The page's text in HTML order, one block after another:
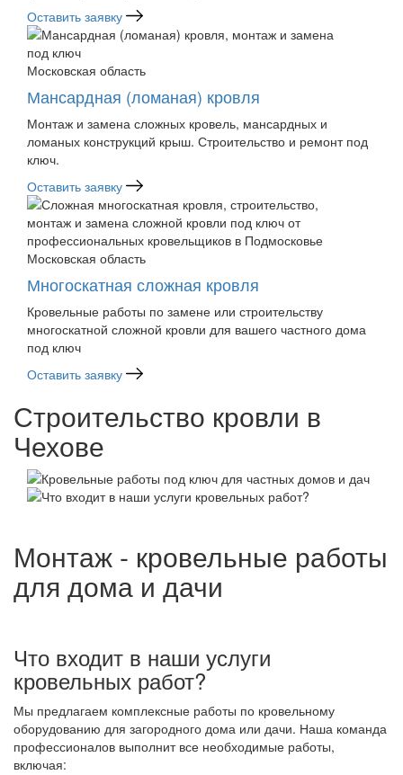
Оставить заявку
Московская область
Мансардная (ломаная) кровля
Монтаж и замена сложных кровель, мансардных и
ломаных конструкций крыш. Строительство и ремонт под
ключ.
Оставить заявку
Московская область
Многоскатная сложная кровля
Кровельные работы по замене или строительству
многоскатной сложной кровли для вашего частного дома
под ключ
Оставить заявку
Строительство кровли в
Чехове
Монтаж - кровельные работы
для дома и дачи
Что входит в наши услуги
кровельных работ?
Мы предлагаем комплексные работы по кровельному
оборудованию для загородного дома или дачи. Наша команда
профессионалов выполнит все необходимые работы,
включая: